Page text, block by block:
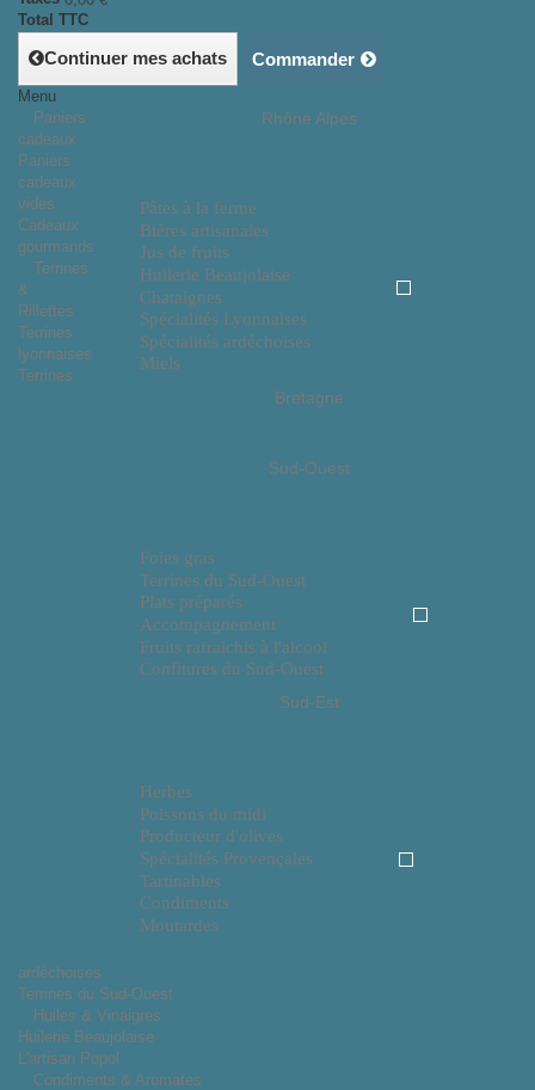
Total TTC
Continuer mes achats Commander
Rhône Alpes
Pâtes à la ferme
Bières artisanales
Jus de fruits
Huilerie Beaujolaise
Chataignes
Spécialités Lyonnaises
Spécialités ardéchoises
Miels
Bretagne
Sud-Ouest
Foies gras
Terrines du Sud-Ouest
Plats préparés
Accompagnement
Fruits rafraichis à l'alcool
Confitures du Sud-Ouest
Sud-Est
Herbes
Poissons du midi
Producteur d'olives
Spécialités Provençales
Tartinables
Condiments
Moutardes
Menu
Paniers
cadeaux
Paniers
cadeaux
vides
Cadeaux
gourmands
Terrines
&
Rillettes
Terrines
lyonnaises
Terrines
ardéchoises
Terrines du Sud-Ouest
Huiles & Vinaigres
Huilerie Beaujolaise
L'artisan Popol
Condiments & Aromates